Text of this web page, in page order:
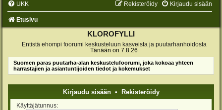
UKK Kirjaudu sisään
Rekisteröidy
Etusivu
KLOROFYLLI
Entistä ehompi foorumi keskusteluun kasveista ja puutarhanhoidosta
Tänään on 7.8.26
Suomen paras puutarha-alan keskustelufoorumi, joka kokoaa yhteen
harrastajien ja asiantuntijoiden tiedot ja kokemukset
Kirjaudu sisään• Rekisteröidy
Käyttäjätunnus: